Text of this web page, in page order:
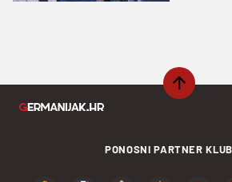
PONOSNI PARTNER